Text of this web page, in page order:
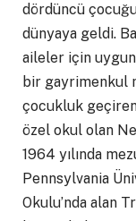
dördüncü
dünyaya geldi.
aileler için
bir gayrimenkul
çocukluk geçiren
özel okul olan
1964 yılında
Pennsylvania
Okulu’nda alan